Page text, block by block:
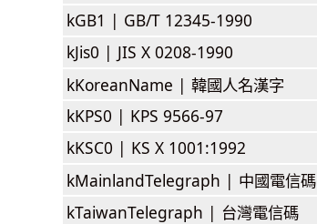
kGB1 | GB/T 12345-1990
kJis0 | JIS X 0208-1990
kKoreanName | 韓國人名漢字
kKPS0 | KPS 9566-97
kKSC0 | KS X 1001:1992
kMainlandTelegraph | 中國電信碼
kTaiwanTelegraph | 台灣電信碼